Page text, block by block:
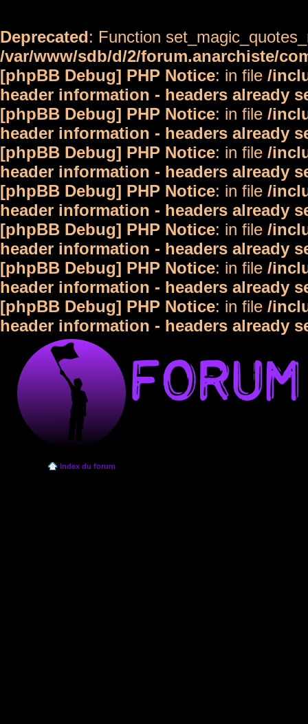
Deprecated: Function
/var/www/sdb/d/2/forum.anarchiste/
[phpBB Debug] PHP Notice: in file /
header information - headers already
[phpBB Debug] PHP Notice: in file /
header information - headers already
[phpBB Debug] PHP Notice: in file /
header information - headers already
[phpBB Debug] PHP Notice: in file /
header information - headers already
[phpBB Debug] PHP Notice: in file /
header information - headers already
[phpBB Debug] PHP Notice: in file /
header information - headers already
[phpBB Debug] PHP Notice: in file /
header information - headers already
Index du forum